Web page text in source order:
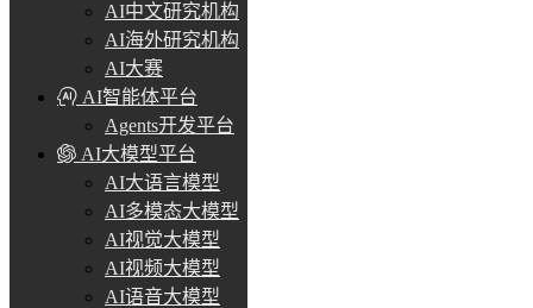
AI中文研究机构
AI海外研究机构
AI大赛
AI智能体平台
Agents开发平台
AI大模型平台
AI大语言模型
AI多模态大模型
AI视觉大模型
AI视频大模型
AI语音大模型